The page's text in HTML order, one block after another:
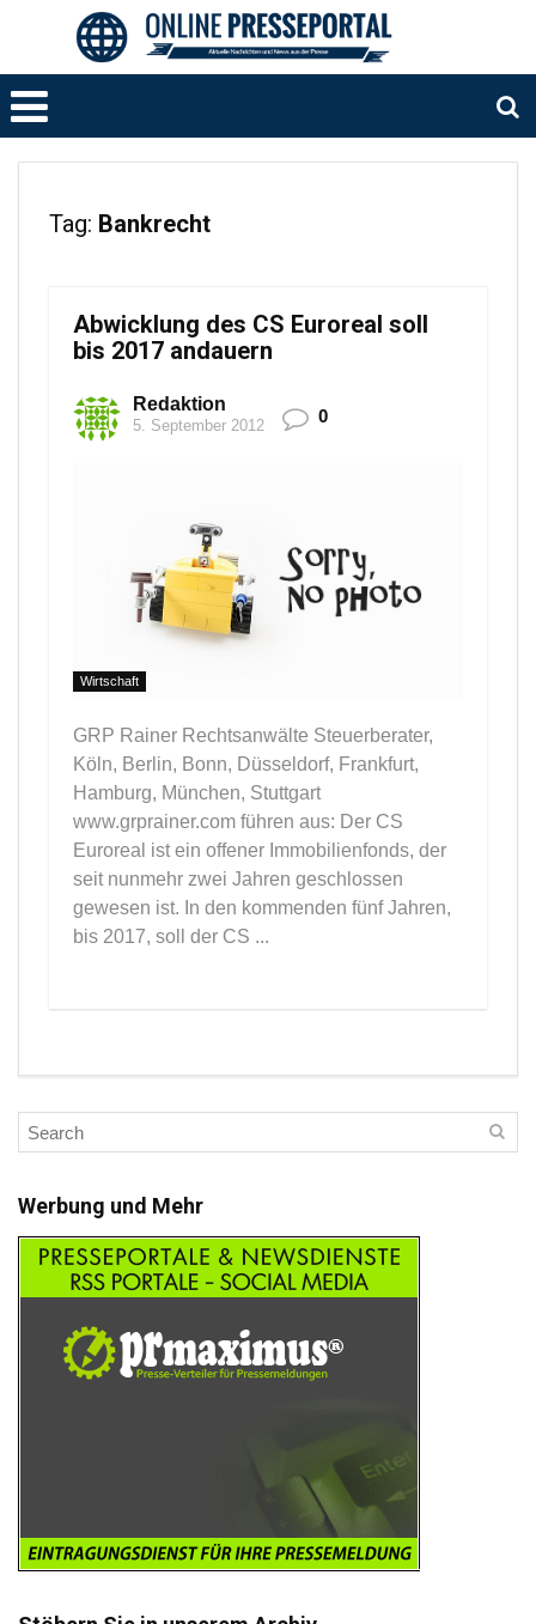
Tag: Bankrecht
Abwicklung des CS Euroreal soll
bis 2017 andauern
Redaktion
5. September 2012 0
Wirtschaft
GRP Rainer Rechtsanwälte Steuerberater,
Köln, Berlin, Bonn, Düsseldorf, Frankfurt,
Hamburg, München, Stuttgart
www.grprainer.com führen aus: Der CS
Euroreal ist ein offener Immobilienfonds, der
seit nunmehr zwei Jahren geschlossen
gewesen ist. In den kommenden fünf Jahren,
bis 2017, soll der CS ...
Werbung und Mehr